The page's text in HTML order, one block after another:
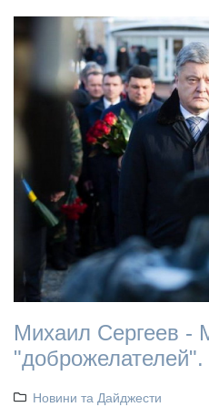
Михаил Сергеев -
"доброжелателей".
Новини та Дайджести